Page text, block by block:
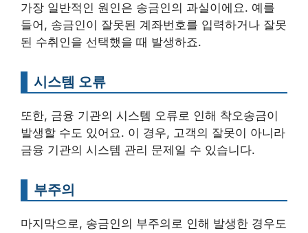
가장 일반적인 원인은 송금인의 과실이에요. 예를
들어, 송금인이 잘못된 계좌번호를 입력하거나 잘못
된 수취인을 선택했을 때 발생하죠.
시스템 오류
또한, 금융 기관의 시스템 오류로 인해 착오송금이
발생할 수도 있어요. 이 경우, 고객의 잘못이 아니라
금융 기관의 시스템 관리 문제일 수 있습니다.
부주의
마지막으로, 송금인의 부주의로 인해 발생한 경우도